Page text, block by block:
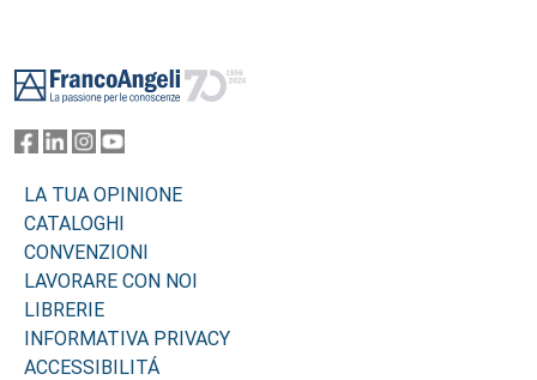
LA TUA OPINIONE
CATALOGHI
CONVENZIONI
LAVORARE CON NOI
LIBRERIE
INFORMATIVA PRIVACY
ACCESSIBILITÁ